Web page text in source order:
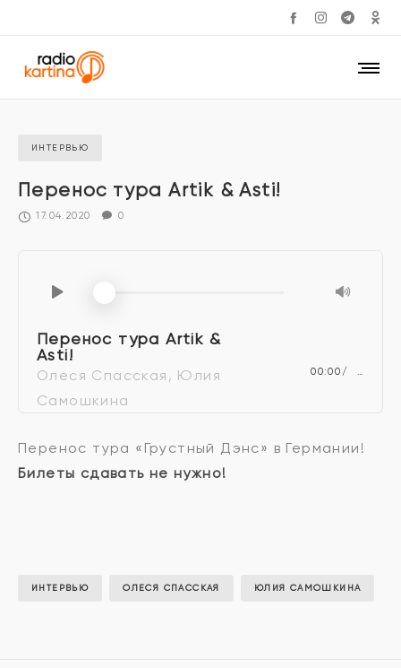
ИНТЕРВЬЮ
Перенос тура Artik & Asti!
17.04.2020 0
Перенос тура Artik &
Asti!
Олеся Спасская, Юлия
Самошкина
00:00 …
Перенос тура «Грустный Дэнс» в Германии!
Билеты сдавать не нужно!
ИНТЕРВЬЮ ОЛЕСЯ СПАССКАЯ ЮЛИЯ САМОШКИНА